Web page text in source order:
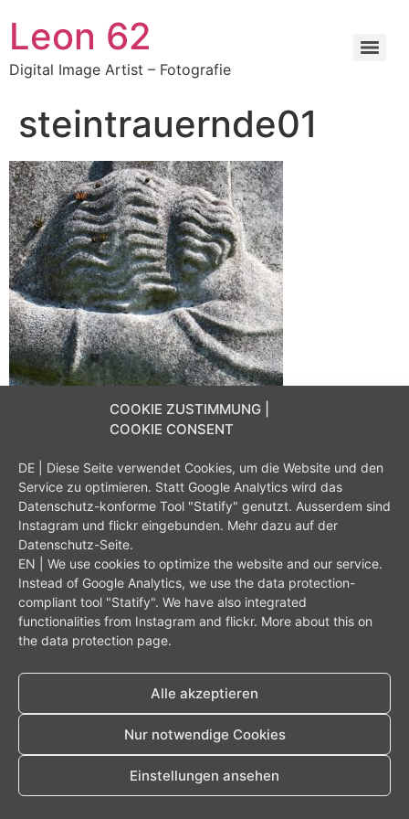
COOKIE ZUSTIMMUNG |
COOKIE CONSENT
DE | Diese Seite verwendet Cookies, um die Website und den
Service zu optimieren. Statt Google Analytics wird das
Datenschutz-konforme Tool "Statify" genutzt. Ausserdem sind
Instagram und flickr eingebunden. Mehr dazu auf der
Datenschutz-Seite.
EN | We use cookies to optimize the website and our service.
Instead of Google Analytics, we use the data protection-
compliant tool "Statify". We have also integrated
functionalities from Instagram and flickr. More about this on
the data protection page.
Alle akzeptieren
Nur notwendige Cookies
Einstellungen ansehen
Inhalt
springen
Leon 62
Digital Image Artist – Fotografie
steintrauernde01
Digital Image Artist – Fotografie
Start
Portfolio Datenschutz
Impressum
Kontakt und Impressum
Alle Rechte vorbehalten